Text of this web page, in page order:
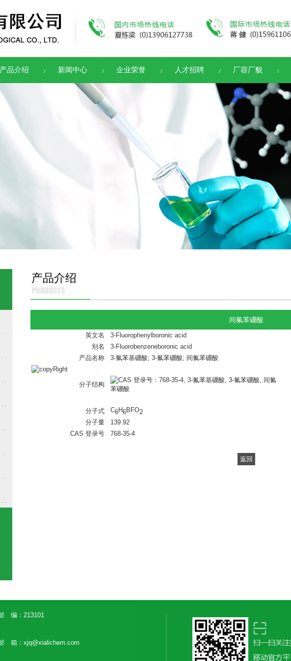
产品介绍 新闻中心 企业荣誉 人才招聘 厂容厂貌
产品介绍
间氟苯硼酸
英文名
3-Fluorophenylboronic acid
别名
3-Fluorobenzeneboronic acid
产品名称
3-氟苯基硼酸; 3-氟苯硼酸; 间氟苯硼酸
分子结构
分子式 C6H6BFO2
分子量
139.92
CAS 登录号
768-35-4
返回
编：213101
箱： xjq@xialichem.com